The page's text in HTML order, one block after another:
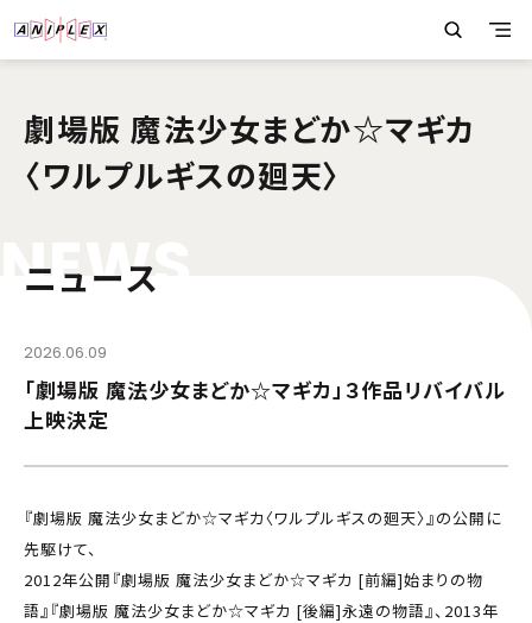
劇場版 魔法少女まどか☆マギカ
〈ワルプルギスの廻天〉
NEWS
ニュース
2026.06.09
「劇場版 魔法少女まどか☆マギカ」３作品リバイバル
上映決定
『劇場版 魔法少女まどか☆マギカ〈ワルプルギスの廻天〉』の公開に
先駆けて、
2012年公開『劇場版 魔法少女まどか☆マギカ [前編]始まりの物
語』『劇場版 魔法少女まどか☆マギカ [後編]永遠の物語』、2013年